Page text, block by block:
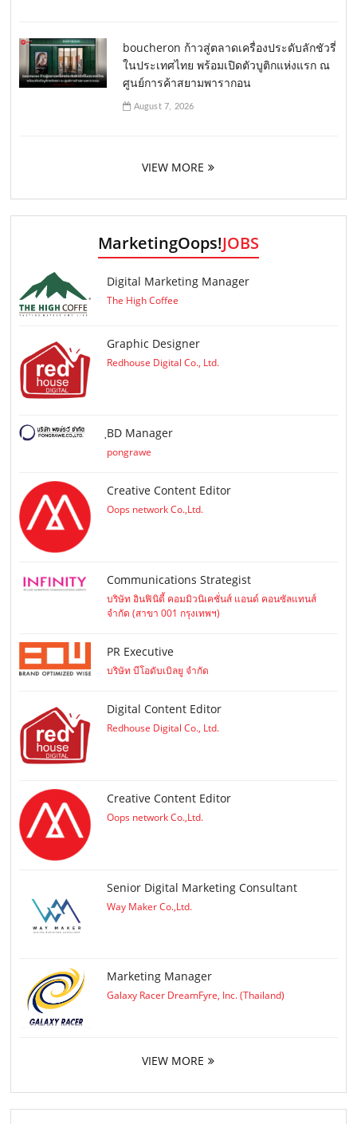
boucheron ก้าวสู่ตลาดเครื่องประดับลักชัวรี่
ในประเทศไทย พร้อมเปิดตัวบูติกแห่งแรก ณ
ศูนย์การค้าสยามพารากอน
August 7, 2026
VIEW MORE
MarketingOops!JOBS
Digital Marketing Manager
The High Coffee
Graphic Designer
Redhouse Digital Co., Ltd.
ฺBD Manager
pongrawe
Creative Content Editor
Oops network Co.,Ltd.
Communications Strategist
บริษัท อินฟินิตี้ คอมมิวนิเคชั่นส์ แอนด์ คอนซัลแทนส์
จำกัด (สาขา 001 กรุงเทพฯ)
PR Executive
บริษัท บีโอดับเบิลยู จำกัด
Digital Content Editor
Redhouse Digital Co., Ltd.
Creative Content Editor
Oops network Co.,Ltd.
Senior Digital Marketing Consultant
Way Maker Co.,Ltd.
Marketing Manager
Galaxy Racer DreamFyre, Inc. (Thailand)
VIEW MORE